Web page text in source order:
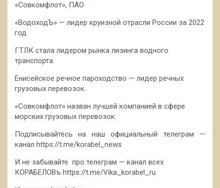
«Совкомфлот», ПАО
«ВодоходЪ» — лидер круизной отрасли России за 2022
год.
ГТЛК стала лидером рынка лизинга водного
транспорта.
Енисейское речное пароходство — лидер речных
грузовых перевозок.
«Совкомфлот» назван лучшей компанией в сфере
морских грузовых перевозок.
Подписывайтесь на наш официальный телеграм —
канал https://t.me/korabel_news
И не забывайте про телеграм — канал всех
КОРАБЕЛОВъ https://t.me/Vika_korabel_ru